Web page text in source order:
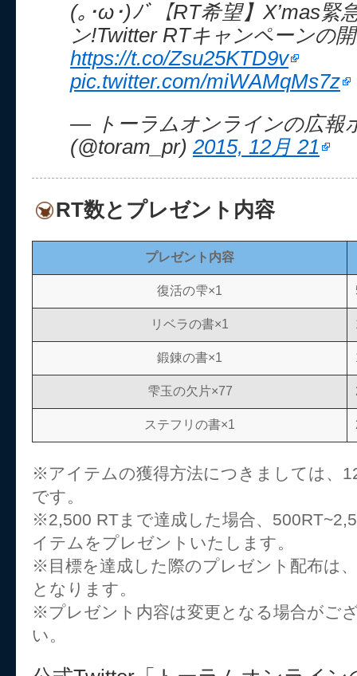
(｡･ω･)ﾉﾞ【RT希望】X’mas緊
ン!Twitter RTキャンペーンの
https://t.co/Zsu25KTD9v
pic.twitter.com/miWAMqMs7z
— トーラムオンラインの広報
(@toram_pr) 2015, 12月 21
RT数とプレゼント内容
プレゼント内容
復活の雫×1
リベラの書×1
鍛錬の書×1
雫玉の欠片×77
ステフリの書×1
※アイテムの獲得方法につきましては、
です。
※2,500 RTまで達成した場合、
イテムをプレゼントいたします。
※目標を達成した際のプレゼント配布は
となります。
※プレゼント内容は変更となる場合がご
い。